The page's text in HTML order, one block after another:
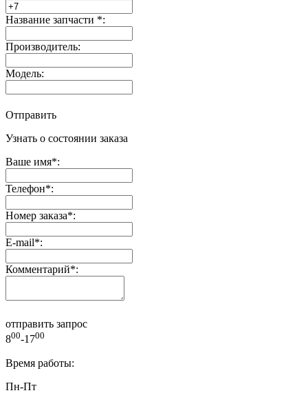
Название запчасти *:
Производитель:
Модель:
Отправить
Узнать о состоянии заказа
Ваше имя*:
Телефон*:
Номер заказа*:
E-mail*:
Комментарий*:
отправить запрос
800-1700
Время работы:
Пн-Пт